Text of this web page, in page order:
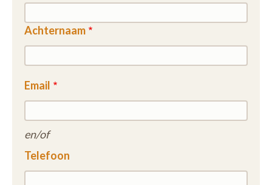
Achternaam
Email
en/of
Telefoon